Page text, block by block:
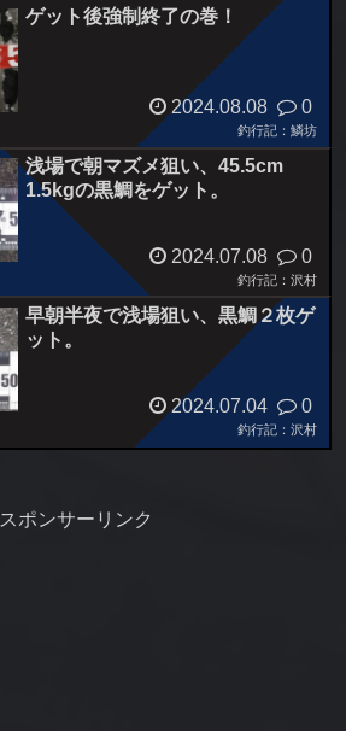
ゲット後強制終了の巻！
2024.08.08 0
釣行記：鱗坊
浅場で朝マズメ狙い、45.5cm
1.5kgの黒鯛をゲット。
2024.07.08 0
釣行記：沢村
早朝半夜で浅場狙い、黒鯛２枚ゲ
ット。
2024.07.04 0
釣行記：沢村
スポンサーリンク